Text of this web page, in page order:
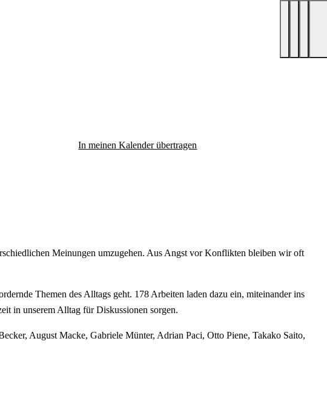
In meinen Kalender übertragen
Meinungen umzugehen. Aus Angst vor Konflikten bleiben wir oft
Themen des Alltags geht. 178 Arbeiten laden dazu ein, miteinander ins
in unserem Alltag für Diskussionen sorgen.
August Macke, Gabriele Münter, Adrian Paci, Otto Piene, Takako Saito,